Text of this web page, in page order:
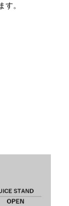
す。